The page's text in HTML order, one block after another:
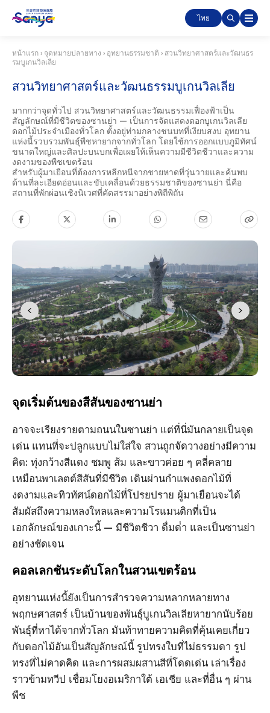
ไทย
หน้าแรก › จุดหมายปลายทาง › อุทยานธรรมชาติ › สวนวิทยาศาสตร์และวัฒนธร
รมบูเกนวิลเลีย
สวนวิทยาศาสตร์และวัฒนธรรมบูเกนวิลเลีย
มากกว่าจุดทั่วไป สวนวิทยาศาสตร์และวัฒนธรรมเฟื่องฟ้าเป็น
สัญลักษณ์ที่มีชีวิตของซานย่า — เป็นการจัดแสดงดอกบูเกนวิลเลีย
ดอกไม้ประจําเมืองทั่วโลก ตั้งอยู่ท่ามกลางชนบทที่เงียบสงบ อุทยาน
แห่งนี้รวบรวมพันธุ์พืชหายากจากทั่วโลก โดยใช้การออกแบบภูมิทัศน์
ขนาดใหญ่และศิลปะบนบกเพื่อเผยให้เห็นความมีชีวิตชีวาและความ
งดงามของพืชเขตร้อน
สําหรับผู้มาเยือนที่ต้องการหลีกหนีจากชายหาดที่วุ่นวายและค้นพบ
ด้านที่ละเอียดอ่อนและขับเคลื่อนด้วยธรรมชาติของซานย่า นี่คือ
สถานที่พักผ่อนเชิงนิเวศที่คัดสรรมาอย่างพิถีพิถัน
จุดเริ่มต้นของสีสันของซานย่า
อาจจะเรียงรายตามถนนในซานย่า แต่ที่นี่มันกลายเป็นจุด
เด่น แทนที่จะปลูกแบบไม่ใส่ใจ สวนถูกจัดวางอย่างมีความ
คิด: ทุ่งกว้างสีแดง ชมพู ส้ม และขาวค่อย ๆ คลี่คลาย
เหมือนพาเลตต์สีสันที่มีชีวิต เดินผ่านกําแพงดอกไม้ที่
งดงามและทิวทัศน์ดอกไม้ที่โปรยปราย ผู้มาเยือนจะได้
สัมผัสถึงความหลงใหลและความโรแมนติกที่เป็น
เอกลักษณ์ของเกาะนี้ — มีชีวิตชีวา ดื่มด่ํา และเป็นซานย่า
อย่างชัดเจน
คอลเลกชันระดับโลกในสวนเขตร้อน
อุทยานแห่งนี้ยังเป็นการสํารวจความหลากหลายทาง
พฤกษศาสตร์ เป็นบ้านของพันธุ์บูเกนวิลเลียหายากนับร้อย
พันธุ์ที่หาได้จากทั่วโลก มันท้าทายความคิดที่คุ้นเคยเกี่ยว
กับดอกไม้อันเป็นสัญลักษณ์นี้ รูปทรงใบที่ไม่ธรรมดา รูป
ทรงที่ไม่คาดคิด และการผสมผสานสีที่โดดเด่น เล่าเรื่อง
ราวข้ามทวีป เชื่อมโยงอเมริกาใต้ เอเชีย และที่อื่น ๆ ผ่าน
พืช